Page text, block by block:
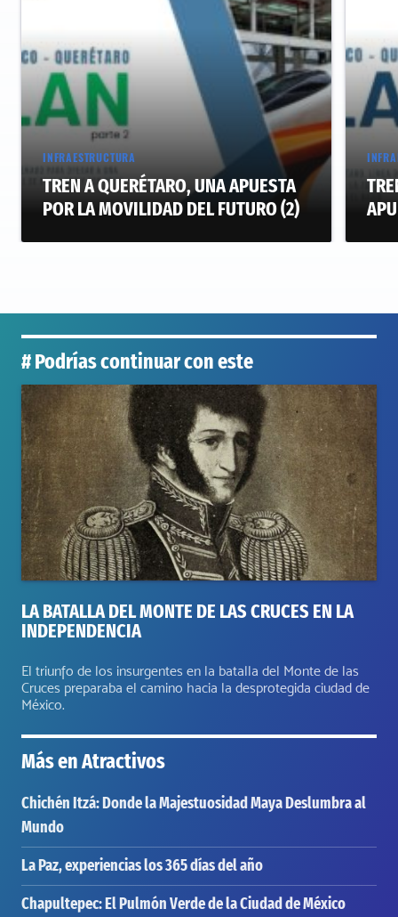
INFRAESTRUCTURA
TREN A QUERÉTARO, UNA APUESTA
POR LA MOVILIDAD DEL FUTURO (2)
# Podrías continuar con este
LA BATALLA DEL MONTE DE LAS CRUCES EN LA
INDEPENDENCIA
El triunfo de los insurgentes en la batalla del Monte de las
Cruces preparaba el camino hacia la desprotegida ciudad de
México.
Más enAtractivos
Chichén Itzá: Donde la Majestuosidad Maya Deslumbra al
Mundo
La Paz, experiencias los 365 días del año
Chapultepec: El Pulmón Verde de la Ciudad de México